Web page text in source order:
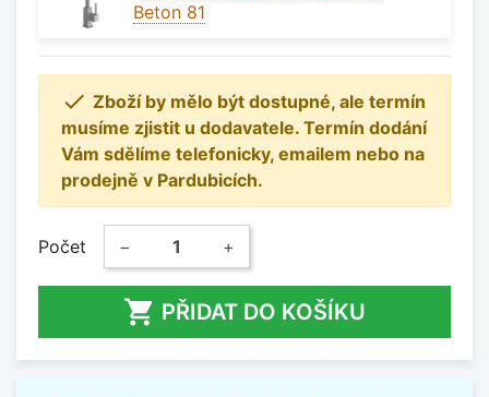
Beton 81
 Zboží by mělo být dostupné, ale termín
musíme zjistit u dodavatele. Termín dodání
Vám sdělíme telefonicky, emailem nebo na
prodejně v Pardubicích.
Počet − +
 PŘIDAT DO KOŠÍKU